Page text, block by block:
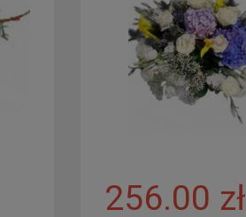
256.00 zł